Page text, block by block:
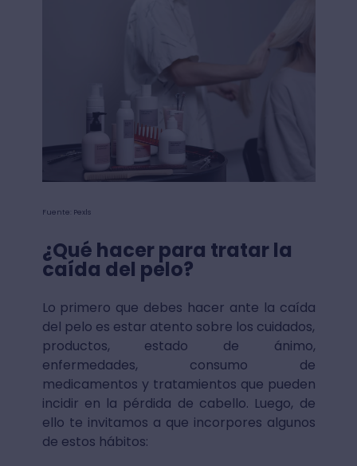
Fuente: Pexls
¿Qué hacer para tratar la
caída del pelo?
Lo primero que debes hacer ante la caída
del pelo es estar atento sobre los cuidados,
productos, estado de ánimo,
enfermedades, consumo de
medicamentos y tratamientos que pueden
incidir en la pérdida de cabello. Luego, de
ello te invitamos a que incorpores algunos
de estos hábitos: